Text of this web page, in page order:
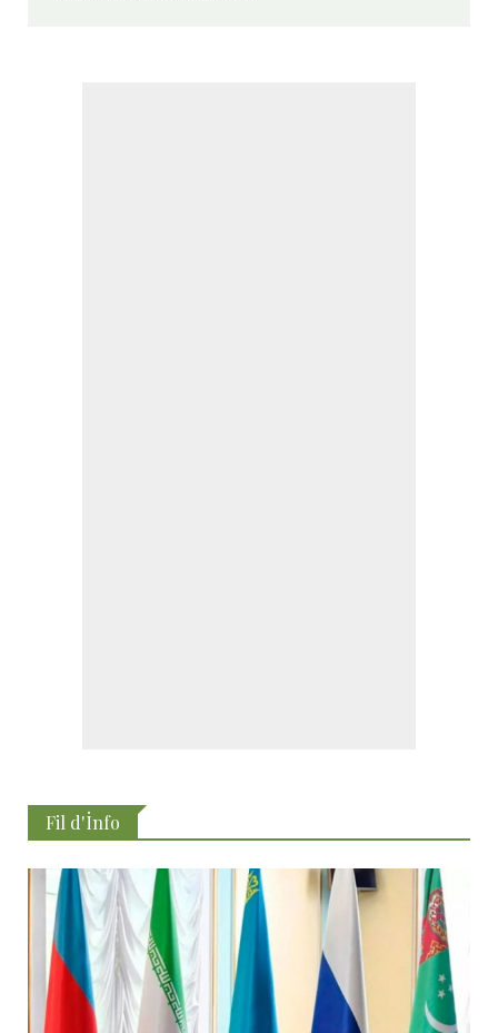
Fil d'İnfo